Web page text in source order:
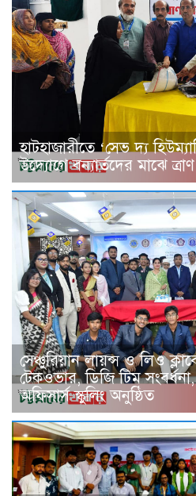
হাটহাজারীতে ‘সেভ দ্য
উদ্যোগে বন্যার্তদের মাঝে
সেঞ্চুরিয়ান লায়ন্স ও লিও
টেকওভার, ডিজি টিম সংবর্ধনা,
অফিসার্স স্কুলিং অনুষ্ঠিত